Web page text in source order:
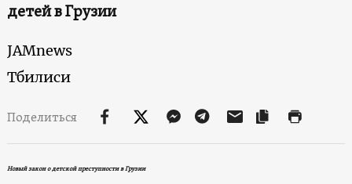
детей в Грузии
JAMnews
Тбилиси
Поделиться
Новый закон о детской преступности в Грузии